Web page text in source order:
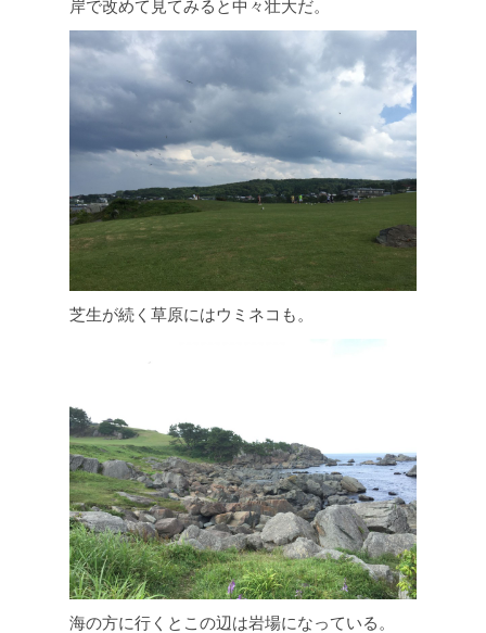
岸で改めて見てみると中々壮大だ。
芝生が続く草原にはウミネコも。
海の方に行くとこの辺は岩場になっている。